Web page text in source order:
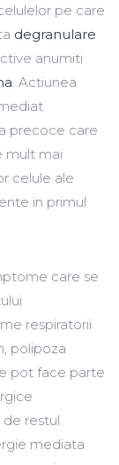
pe care
degranulare
anumiti
. Actiunea
precoce care
mult mai
celule ale
in primul
care se
respiratorii
polipoza
pot face parte
restul
mediata